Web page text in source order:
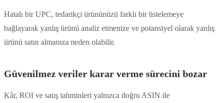
Hatalı bir UPC, tedarikçi ürününüzü farklı bir listelemeye
bağlayarak yanlış ürünü analiz etmenize ve potansiyel olarak yanlış
ürünü satın almanıza neden olabilir.
Güvenilmez veriler karar verme sürecini bozar
Kâr, ROI ve satış tahminleri yalnızca doğru ASIN ile